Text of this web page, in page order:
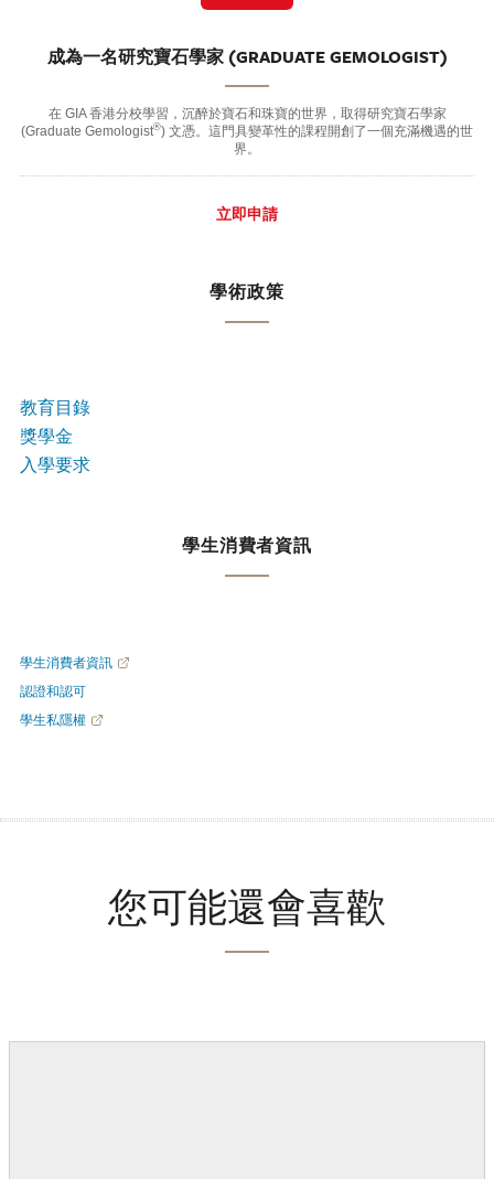
成為一名研究寶石學家 (GRADUATE GEMOLOGIST)
在 GIA 香港分校學習，沉醉於寶石和珠寶的世界，取得研究寶石學家
(Graduate Gemologist®) 文憑。這門具變革性的課程開創了一個充滿機遇的世
界。
立即申請
學術政策
教育目錄
獎學金
入學要求
學生消費者資訊
學生消費者資訊
認證和認可
學生私隱權
您可能還會喜歡